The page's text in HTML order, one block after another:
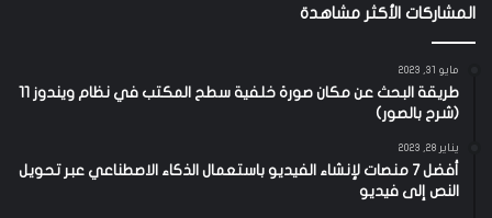
المشاركات الأكثر مشاهدة
مايو 31, 2023
طريقة البحث عن مكان صورة خلفية سطح المكتب في نظام ويندوز 11
(شرح بالصور)
يناير 28, 2023
أفضل 7 منصات لإنشاء الفيديو باستعمال الذكاء الاصطناعي عبر تحويل
النص إلى فيديو